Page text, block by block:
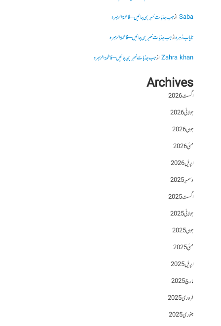
Sabaازجب جذبات خبر بن جائیں – فاطمۃالزہرہ
نایاب زہرہازجب جذبات خبر بن جائیں – فاطمۃالزہرہ
Zahra khanازجب جذبات خبر بن جائیں – فاطمۃالزہرہ
Archives
اگست 2026
جولائی 2026
جون 2026
مئی 2026
اپریل 2026
دسمبر 2025
اگست 2025
جولائی 2025
جون 2025
مئی 2025
اپریل 2025
مارچ 2025
فروری 2025
جنوری 2025